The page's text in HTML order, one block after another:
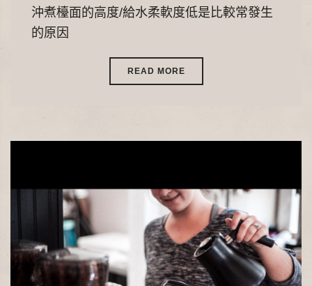
沖煮檯面的高度/給水柔軟度低是比較常發生
的原因
READ MORE